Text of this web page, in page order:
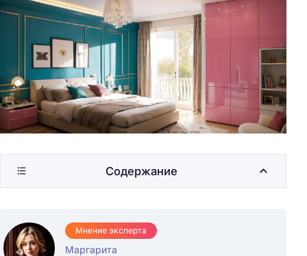
Мнение эксперта
Маргарита
Содержание